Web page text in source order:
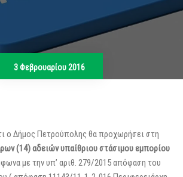
3 Φεβρουαρίου 2016
ο Δήμος Πετρούπολης θα προχωρήσει στη
(14) αδειών υπαίθριου στάσιμου εμπορίου
με την υπ’ αριθ. 279/2015 απόφαση του